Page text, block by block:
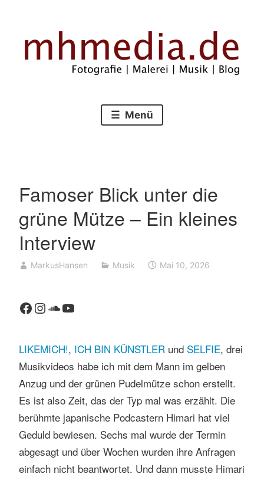
springen
mhmedia.de
Menü
Famoser Blick unter die
grüne Mütze – Ein kleines
Interview
MarkusHansen Musik Mai 10, 2026
Facebook
Instagram
SoundCloud
YouTube
LIKEMICH!, ICH BIN KÜNSTLER und SELFIE, drei
Musikvideos habe ich mit dem Mann im gelben
Anzug und der grünen Pudelmütze schon erstellt.
Es ist also Zeit, das der Typ mal was erzählt. Die
berühmte japanische Podcastern Himari hat viel
Geduld bewiesen. Sechs mal wurde der Termin
abgesagt und über Wochen wurden ihre Anfragen
einfach nicht beantwortet. Und dann musste Himari